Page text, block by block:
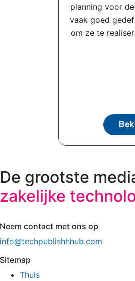
planning voor
vaak goed
om ze te
De grootste
zakelijke
Neem contact met ons op
info@techpublishhhub.com
Sitemap
Thuis